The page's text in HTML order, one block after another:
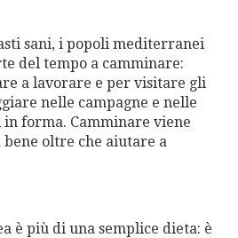
sani, i popoli mediterranei
del tempo a camminare:
a lavorare e per visitare gli
nelle campagne e nelle
forma. Camminare viene
oltre che aiutare a
è più di una semplice dieta: è